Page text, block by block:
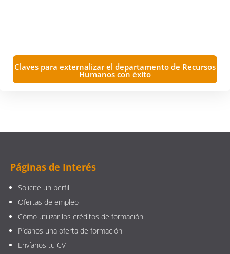
Claves para externalizar el departamento de Recursos
Humanos con éxito
Páginas de Interés
Solicite un perfil
Ofertas de empleo
Cómo utilizar los créditos de formación
Pídanos una oferta de formación
Envíanos tu CV